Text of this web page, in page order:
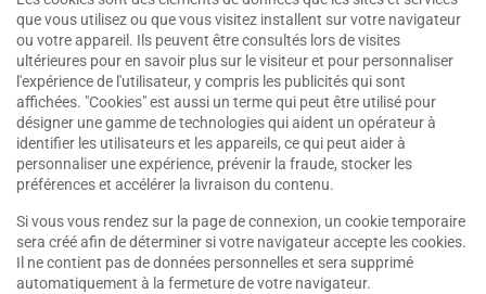
que vous utilisez ou que vous visitez installent sur votre navigateur
ou votre appareil. Ils peuvent être consultés lors de visites
ultérieures pour en savoir plus sur le visiteur et pour personnaliser
l'expérience de l'utilisateur, y compris les publicités qui sont
affichées. "Cookies" est aussi un terme qui peut être utilisé pour
désigner une gamme de technologies qui aident un opérateur à
identifier les utilisateurs et les appareils, ce qui peut aider à
personnaliser une expérience, prévenir la fraude, stocker les
préférences et accélérer la livraison du contenu.
Si vous vous rendez sur la page de connexion, un cookie temporaire
sera créé afin de déterminer si votre navigateur accepte les cookies.
Il ne contient pas de données personnelles et sera supprimé
automatiquement à la fermeture de votre navigateur.